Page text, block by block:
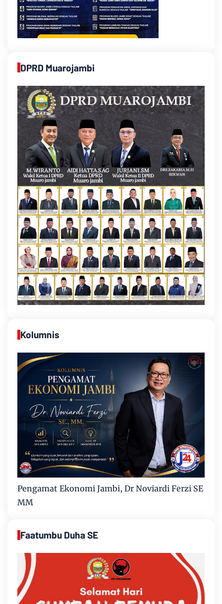
DPRD Muarojambi
Kolumnis
Pengamat Ekonomi Jambi, Dr Noviardi Ferzi SE
MM
Faatumbu Duha SE